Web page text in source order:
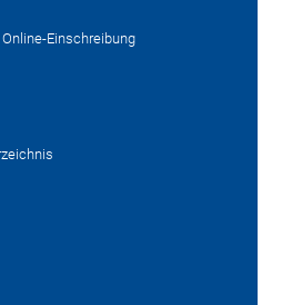
Einschreibung